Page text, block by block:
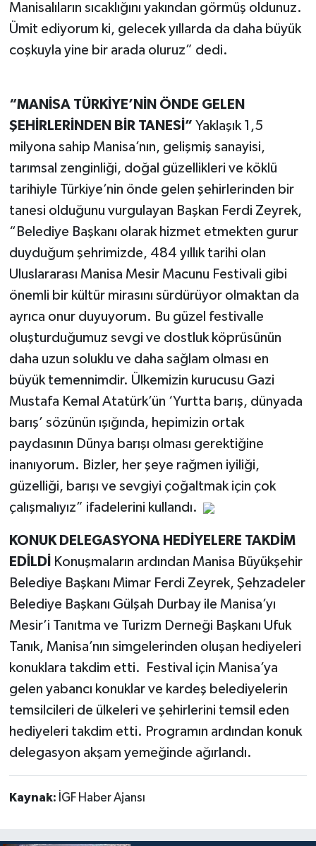
Manisalıların sıcaklığını yakından görmüş oldunuz.
Ümit ediyorum ki, gelecek yıllarda da daha büyük
coşkuyla yine bir arada oluruz” dedi.
“MANİSA TÜRKİYE’NİN ÖNDE GELEN
ŞEHİRLERİNDEN BİR TANESİ” Yaklaşık 1,5
milyona sahip Manisa’nın, gelişmiş sanayisi,
tarımsal zenginliği, doğal güzellikleri ve köklü
tarihiyle Türkiye’nin önde gelen şehirlerinden bir
tanesi olduğunu vurgulayan Başkan Ferdi Zeyrek,
“Belediye Başkanı olarak hizmet etmekten gurur
duyduğum şehrimizde, 484 yıllık tarihi olan
Uluslararası Manisa Mesir Macunu Festivali gibi
önemli bir kültür mirasını sürdürüyor olmaktan da
ayrıca onur duyuyorum. Bu güzel festivalle
oluşturduğumuz sevgi ve dostluk köprüsünün
daha uzun soluklu ve daha sağlam olması en
büyük temennimdir. Ülkemizin kurucusu Gazi
Mustafa Kemal Atatürk’ün ‘Yurtta barış, dünyada
barış’ sözünün ışığında, hepimizin ortak
paydasının Dünya barışı olması gerektiğine
inanıyorum. Bizler, her şeye rağmen iyiliği,
güzelliği, barışı ve sevgiyi çoğaltmak için çok
çalışmalıyız” ifadelerini kullandı.
KONUK DELEGASYONA HEDİYELERE TAKDİM
EDİLDİ
Konuşmaların ardından Manisa Büyükşehir
Belediye Başkanı Mimar Ferdi Zeyrek, Şehzadeler
Belediye Başkanı Gülşah Durbay ile Manisa’yı
Mesir’i Tanıtma ve Turizm Derneği Başkanı Ufuk
Tanık, Manisa’nın simgelerinden oluşan hediyeleri
konuklara takdim etti. Festival için Manisa’ya
gelen yabancı konuklar ve kardeş belediyelerin
temsilcileri de ülkeleri ve şehirlerini temsil eden
hediyeleri takdim etti. Programın ardından konuk
delegasyon akşam yemeğinde ağırlandı.
Kaynak: İGF Haber Ajansı